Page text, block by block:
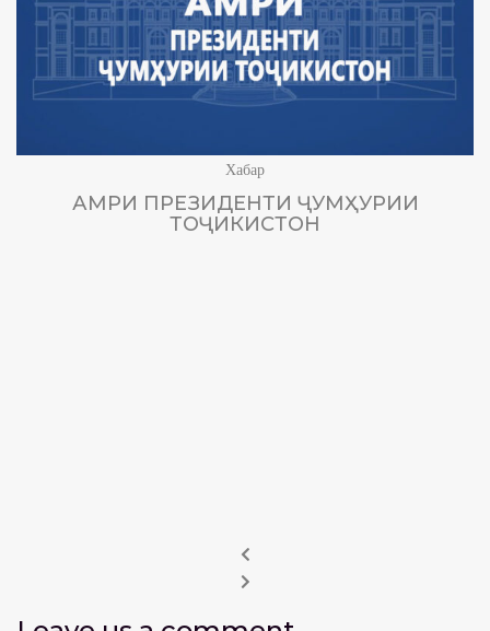
Хабар
АМРИ ПРЕЗИДЕНТИ ҶУМҲУРИИ
ТОҶИКИСТОН